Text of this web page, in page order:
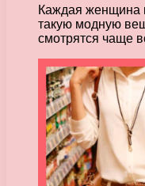
Каждая женщина
такую модную
смотрятся чаще